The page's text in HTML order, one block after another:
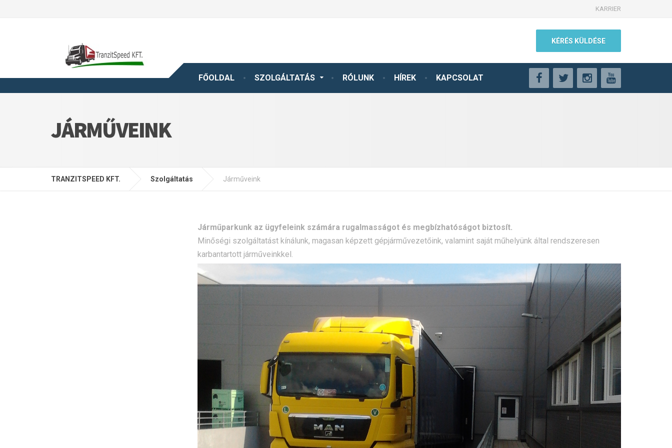
KARRIER
FŐOLDAL SZOLGÁLTATÁS RÓLUNK HÍREK KAPCSOLAT
KÉRÉS KÜLDÉSE
JÁRMŰVEINK
TRANZITSPEED KFT. Szolgáltatás Járműveink
Járműparkunk az ügyfeleink számára rugalmasságot és megbízhatóságot biztosít.
Minőségi szolgáltatást kínálunk, magasan képzett gépjárművezetőink, valamint saját műhelyünk által rendszeresen
karbantartott járműveinkkel.